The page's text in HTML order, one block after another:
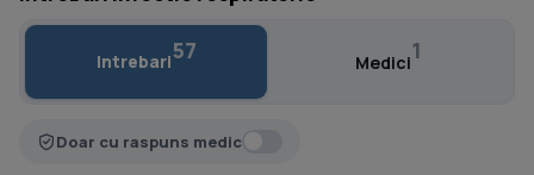
Intrebari57 Medici1
Doar cu raspuns medic